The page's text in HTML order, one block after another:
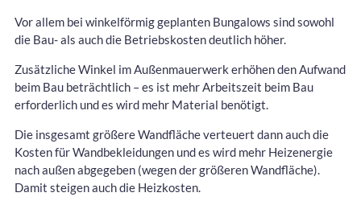
Vor allem bei winkelförmig geplanten Bungalows sind sowohl
die Bau- als auch die Betriebskosten deutlich höher.
Zusätzliche Winkel im Außenmauerwerk erhöhen den Aufwand
beim Bau beträchtlich – es ist mehr Arbeitszeit beim Bau
erforderlich und es wird mehr Material benötigt.
Die insgesamt größere Wandfläche verteuert dann auch die
Kosten für Wandbekleidungen und es wird mehr Heizenergie
nach außen abgegeben (wegen der größeren Wandfläche).
Damit steigen auch die Heizkosten.